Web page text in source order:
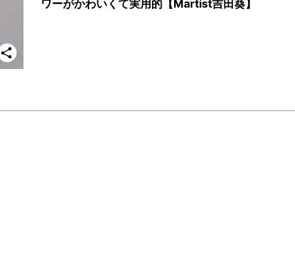
ワーがかわいくて実用的【Martist吉田葵】